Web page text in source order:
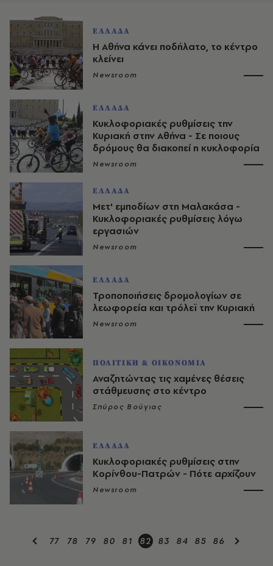
ΕΛΛΑΔΑ
Η Αθήνα κάνει ποδήλατο, το κέντρο
κλείνει
Newsroom
ΕΛΛΑΔΑ
Κυκλοφοριακές ρυθμίσεις την
Κυριακή στην Αθήνα - Σε ποιους
δρόμους θα διακοπεί η κυκλοφορία
Newsroom
ΕΛΛΑΔΑ
Μετ' εμποδίων στη Μαλακάσα -
Κυκλοφοριακές ρυθμίσεις λόγω
εργασιών
Newsroom
ΕΛΛΑΔΑ
Τροποποιήσεις δρομολογίων σε
λεωφορεία και τρόλεϊ την Κυριακή
Newsroom
ΠΟΛΙΤΙΚΗ & ΟΙΚΟΝΟΜΙΑ
Αναζητώντας τις χαμένες θέσεις
στάθμευσης στο κέντρο
Σπύρος Βούγιας
ΕΛΛΑΔΑ
Κυκλοφοριακές ρυθμίσεις στην
Κορίνθου-Πατρών - Πότε αρχίζουν
Newsroom
77 78 79 80 81 82 83 84 85 86